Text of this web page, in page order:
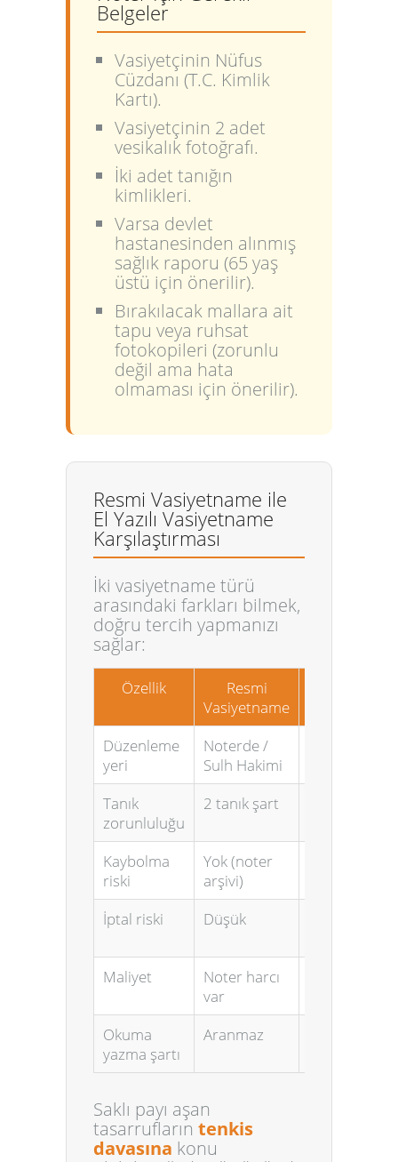
Belgeler
Vasiyetçinin Nüfus
Cüzdanı (T.C. Kimlik
Kartı).
Vasiyetçinin 2 adet
vesikalık fotoğrafı.
İki adet tanığın
kimlikleri.
Varsa devlet
hastanesinden alınmış
sağlık raporu (65 yaş
üstü için önerilir).
Bırakılacak mallara ait
tapu veya ruhsat
fotokopileri (zorunlu
değil ama hata
olmaması için önerilir).
Resmi Vasiyetname ile
El Yazılı Vasiyetname
Karşılaştırması
İki vasiyetname türü
arasındaki farkları bilmek,
doğru tercih yapmanızı
sağlar:
Özellik
Resmi
Vasiyetname
Düzenleme
yeri
Noterde /
Sulh Hakimi
Tanık
zorunluluğu
2 tanık şart
Kaybolma
riski
Yok (noter
arşivi)
İptal riski Düşük
Maliyet
Noter harcı
var
Okuma
yazma şartı
Aranmaz
Saklı payı aşan
tasarrufların tenkis
davasına konu